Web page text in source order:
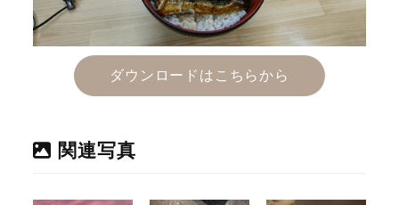
ダウンロードはこちらから
関連写真